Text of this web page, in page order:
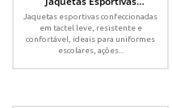
Personalizadas em Tactel
Jaquetas esportivas confeccionadas
em tactel leve, resistente e
confortável, ideais para uniformes
escolares, ações...